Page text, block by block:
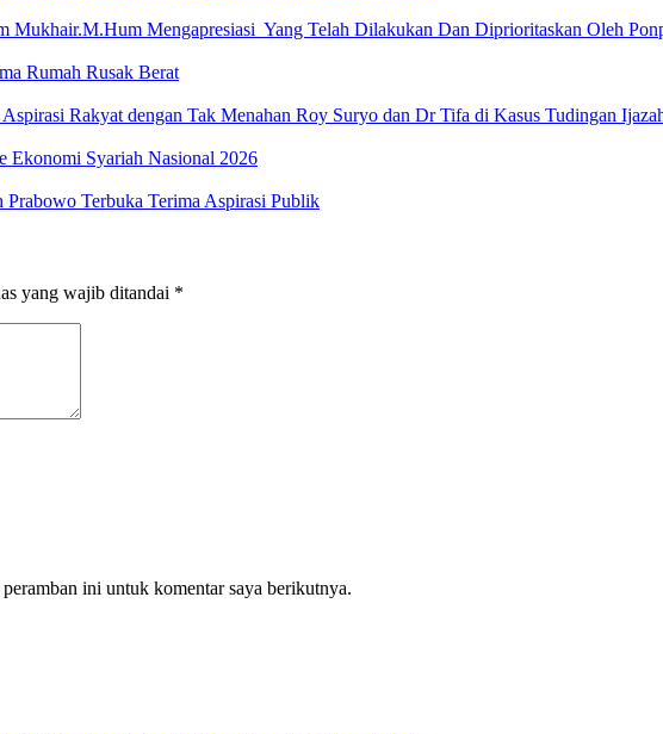
Mukhair.M.Hum Mengapresiasi Yang Telah Dilakukan Dan Diprioritaskan Oleh
Rumah Rusak Berat
Rakyat dengan Tak Menahan Roy Suryo dan Dr Tifa di Kasus Tudingan
Ekonomi Syariah Nasional 2026
Terbuka Terima Aspirasi Publik
yang wajib ditandai *
ini untuk komentar saya berikutnya.